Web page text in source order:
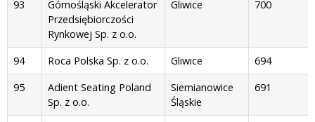
93
Górnośląski Akcelerator
Przedsiębiorczości
Rynkowej Sp. z o.o.
Gliwice 700
94 Roca Polska Sp. z o.o. Gliwice
694
95
Adient Seating Poland
Sp. z o.o.
Siemianowice
Śląskie
691